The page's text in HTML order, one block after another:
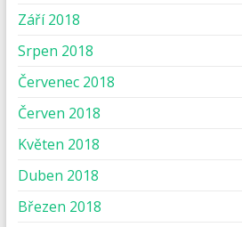
Září 2018
Srpen 2018
Červenec 2018
Červen 2018
Květen 2018
Duben 2018
Březen 2018